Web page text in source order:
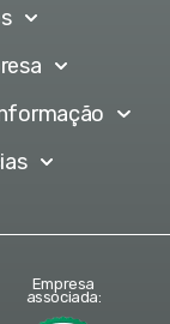
Empresa
associada: